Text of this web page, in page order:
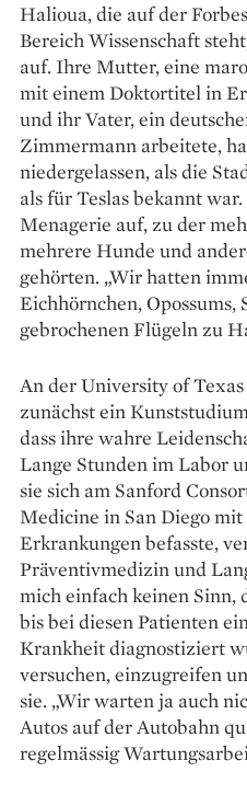
Halioua, die auf der
Bereich Wissenschaft
auf. Ihre Mutter, eine
mit einem Doktortitel in
und ihr Vater, ein
Zimmermann arbeitete,
niedergelassen, als die
als für Teslas bekannt
Menagerie auf, zu der
mehrere Hunde und
gehörten. „Wir hatten
Eichhörnchen,
gebrochenen Flügeln zu
An der University of
zunächst ein
dass ihre wahre
Lange Stunden im Labor
sie sich am Sanford
Medicine in San Diego
Erkrankungen befasste,
Präventivmedizin und
mich einfach keinen Sinn,
bis bei diesen Patienten
Krankheit diagnostiziert
versuchen, einzugreifen
sie. „Wir warten ja auch
Autos auf der Autobahn
regelmässig